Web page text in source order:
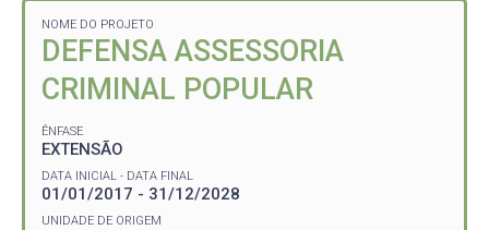
NOME DO PROJETO
DEFENSA ASSESSORIA
CRIMINAL POPULAR
ÊNFASE
EXTENSÃO
DATA INICIAL - DATA FINAL
01/01/2017 - 31/12/2028
UNIDADE DE ORIGEM